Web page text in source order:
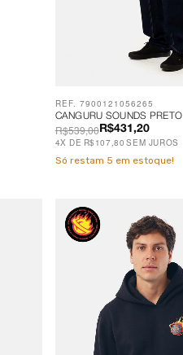
CANGURU SOUNDS PRETO
R$431,20
R$539,00
4X DE R$107,80 SEM JUROS
REF. 7900121056265
Só restam 5 em estoque!